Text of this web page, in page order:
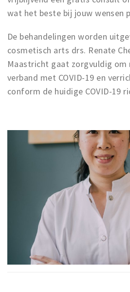
wat het beste bij jouw wensen
De behandelingen worden
cosmetisch arts drs. Renate
Maastricht gaat zorgvuldig om
verband met COVID-19 en
conform de huidige COVID-19